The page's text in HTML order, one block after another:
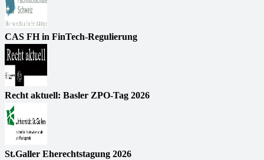
CAS FH in FinTech-Regulierung
Recht aktuell: Basler ZPO-Tag 2026
St.Galler Eherechtstagung 2026